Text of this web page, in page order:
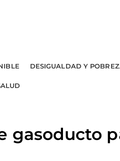
DESIGUALDAD Y
gasoducto